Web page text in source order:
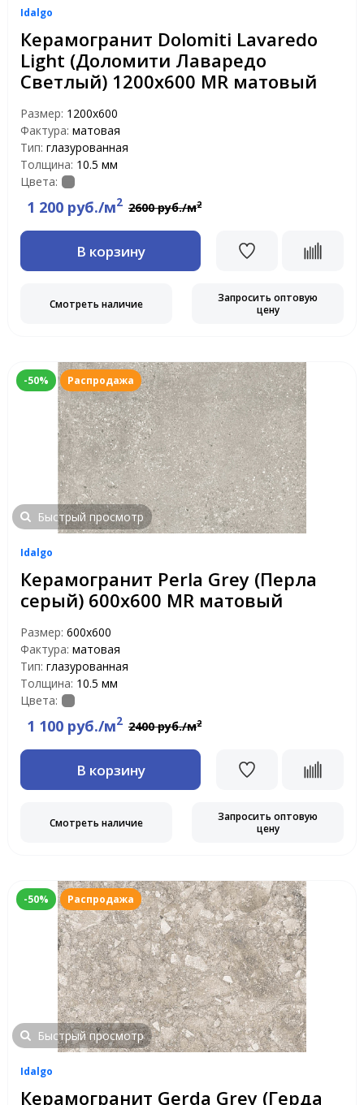
Idalgo
Керамогранит Dolomiti Lavaredo
Light (Доломити Лаваредо
Светлый) 1200х600 MR матовый
Размер: 1200х600
Фактура: матовая
Тип: глазурованная
Толщина: 10.5 мм
Цвета:
1 200 руб./м2 2600 руб./м2
В корзину
Смотреть наличие
Запросить оптовую
цену
-50% Распродажа
Быстрый просмотр
Idalgo
Керамогранит Perla Grey (Перла
серый) 600х600 MR матовый
Размер: 600х600
Фактура: матовая
Тип: глазурованная
Толщина: 10.5 мм
Цвета:
1 100 руб./м2 2400 руб./м2
В корзину
Смотреть наличие
Запросить оптовую
цену
-50% Распродажа
Быстрый просмотр
Idalgo
Керамогранит Gerda Grey (Герда